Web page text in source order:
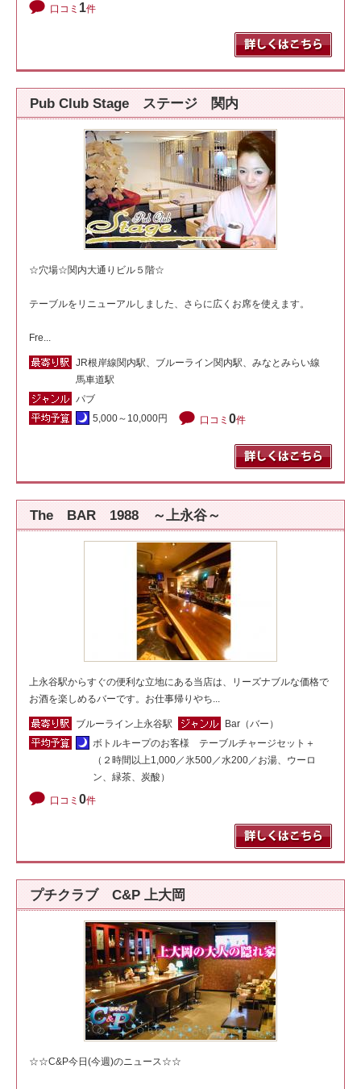
口コミ 1件
Pub Club Stage ステージ 関内
☆穴場☆関内大通りビル５階☆
テーブルをリニューアルしました、さらに広くお席を使えます。
Fre...
JR根岸線関内駅、ブルーライン関内駅、みなとみらい線
馬車道駅
パブ
5,000～10,000円
口コミ 0件
The BAR 1988 ～上永谷～
上永谷駅からすぐの便利な立地にある当店は、リーズナブルな価格で
お酒を楽しめるバーです。お仕事帰りやち...
ブルーライン上永谷駅
Bar（バー）
ボトルキープのお客様 テーブルチャージセット＋
（２時間以上1,000／氷500／水200／お湯、ウーロ
ン、緑茶、炭酸）
口コミ 0件
プチクラブ C&P 上大岡
☆☆C&P今日(今週)のニュース☆☆